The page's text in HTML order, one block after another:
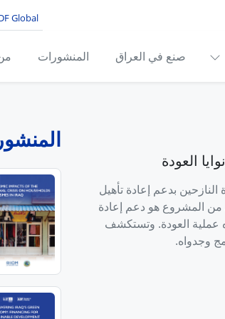
Global
صنع في العراق المنشورات
العودة
بدعم إعادة تأهيل
من المشروع هو دعم إعادة
عملية العودة. وتستكشف
وجدواه.